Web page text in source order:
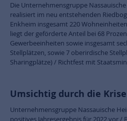
Die Unternehmensgruppe
realisiert im neu entstehenden
Enkheim insgesamt 220
liegt der geförderte Anteil bei 68
Gewerbeeinheiten sowie insgesamt
Stellplätzen, sowie 7 oberirdische
Sharingplätze) / Richtfest mit
Umsichtig durch die Krise
Unternehmensgruppe Nassauische
positives Jahresergebnis für 2022 vor /